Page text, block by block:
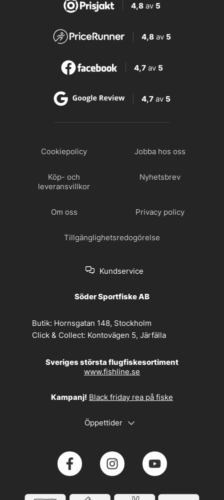
4,8av 5
4,8 av 5
4,7 av 5
4,7 av 5
Cookiepolicy Jobba hos oss
Köp- och
leveransvillkor
Nyhetsbrev
Om oss Privacy policy
Tillgänglighetsredogörelse
Kundservice
Söder Sportfiske AB
Butik: Hornsgatan 148, Stockholm
Click & Collect: Kontovägen 5, Järfälla
Sveriges största flugfiskesortiment
www.fishline.se
Kampanj! Black friday rea på fiske
Öppettider